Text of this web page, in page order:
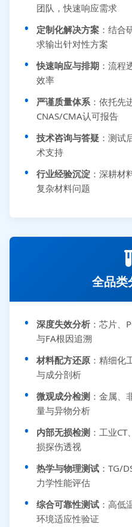
团队，快速响应需求
定制化解决方案 ：结合
求输出针对性方案
快速响应与排期 ：流程
效率
严谨质量体系 ：依托先
CNAS/CMA认可报告
技术咨询与答疑 ：测试
术支持
行业经验沉淀 ：深耕材
复杂材料问题
全品类
深度失效分析 ：芯片、
与FA根因追溯
材料配方还原 ：精细化
与成分剖析
微观成分检测 ：金属、
量与异物分析
内部无损检测 ：工业
损探伤透视
热学与物理测试 ：TG/
力学性能评估
综合可靠性测试 ：高低
环境适应性验证